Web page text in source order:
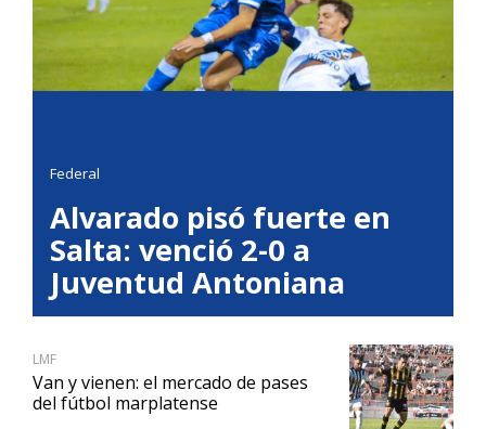
Federal
Alvarado pisó fuerte en
Salta: venció 2-0 a
Juventud Antoniana
LMF
Van y vienen: el mercado de pases
del fútbol marplatense